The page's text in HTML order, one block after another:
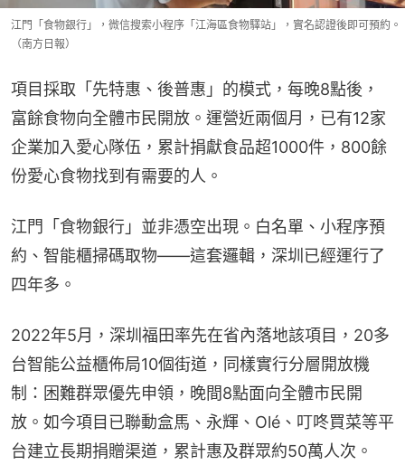
江門「食物銀行」，微信搜索小程序「江海區食物驛站」，實名認證後即可預約。
（南方日報）
項目採取「先特惠、後普惠」的模式，每晚8點後，
富餘食物向全體市民開放。運營近兩個月，已有12家
企業加入愛心隊伍，累計捐獻食品超1000件，800餘
份愛心食物找到有需要的人。
江門「食物銀行」並非憑空出現。白名單、小程序預
約、智能櫃掃碼取物——這套邏輯，深圳已經運行了
四年多。
2022年5月，深圳福田率先在省內落地該項目，20多
台智能公益櫃佈局10個街道，同樣實行分層開放機
制：困難群眾優先申領，晚間8點面向全體市民開
放。如今項目已聯動盒馬、永輝、Olé、叮咚買菜等平
台建立長期捐贈渠道，累計惠及群眾約50萬人次。